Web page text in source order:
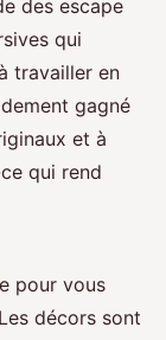
des escape
qui
travailler en
gagné
et à
qui rend
pour vous
décors sont